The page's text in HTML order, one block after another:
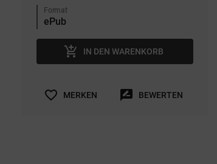
Format
add_shopping_cart IN DEN WARENKORB
favorite_border MERKEN rate_review BEWERTEN